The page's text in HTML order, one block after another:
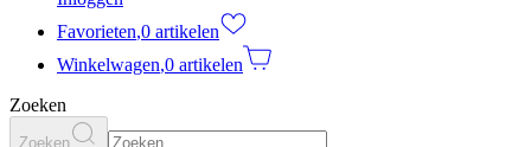
Favorieten,0 artikelen
Winkelwagen,0 artikelen
Zoeken
Zoeken